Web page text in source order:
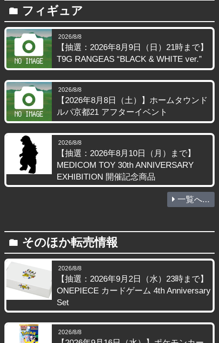
folder フィギュア
2026/8/8
【抽選：2026年8月9日（日）21時まで】
T9G RANGEAS “BLACK & WHITE ver.”
2026/8/8
【2026年8月8日（土）】ホームタウンド
ルパ京都21 アフターイベント
2026/8/8
【抽選：2026年8月10日（月）まで】
MEDICOM TOY 30th ANNIVERSARY
EXHIBITION 開催記念商品
一覧へ...
folder そのほか転売情報
2026/8/8
【抽選：2026年9月2日（水）23時まで】
ONEPIECE カードゲーム 4th Anniversary
Set
2026/8/8